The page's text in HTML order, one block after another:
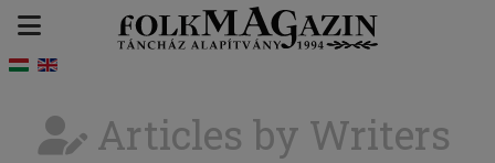
Articles by Writers